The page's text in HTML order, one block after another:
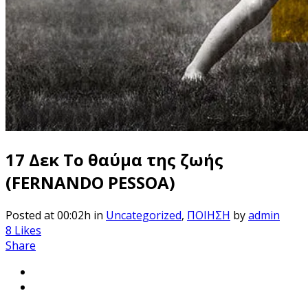
17 Δεκ Το θαύμα της ζωής
(FERNANDO PESSOA)
Posted at 00:02h in Uncategorized, ΠΟΙΗΣΗ byadmin
8 Likes
Share